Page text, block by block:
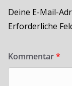
Deine E-Mail-
Erforderliche
Kommentar*